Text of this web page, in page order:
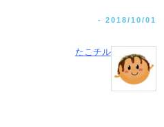
- 2018/10/01
たこチル